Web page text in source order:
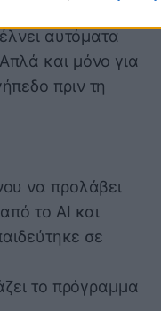
αυτόματα
Απλά και μόνο για
πριν τη
να προλάβει
το ΑΙ και
σε
το πρόγραμμα